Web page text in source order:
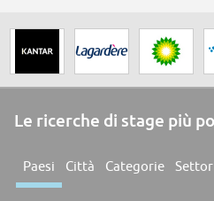
Le ricerche di stage più
Paesi Città Categorie